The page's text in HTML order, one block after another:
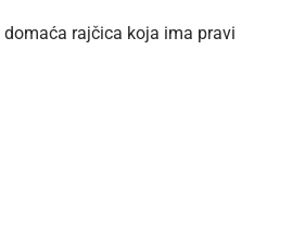
domaća rajčica koja ima pravi